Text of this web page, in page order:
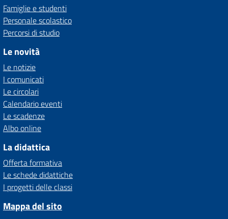
Famiglie e studenti
Personale scolastico
Percorsi di studio
Le novità
Le notizie
I comunicati
Le circolari
Calendario eventi
Le scadenze
Albo online
La didattica
Offerta formativa
Le schede didattiche
I progetti delle classi
Mappa del sito